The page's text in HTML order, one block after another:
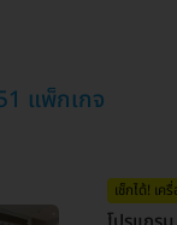
แพ็กเกจ
เช็กได้! เค